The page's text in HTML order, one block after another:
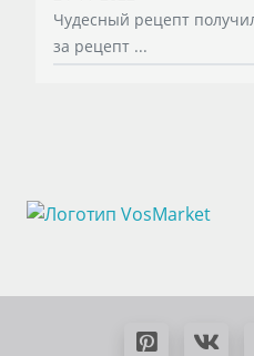
Чудесный рецепт
за рецепт ...